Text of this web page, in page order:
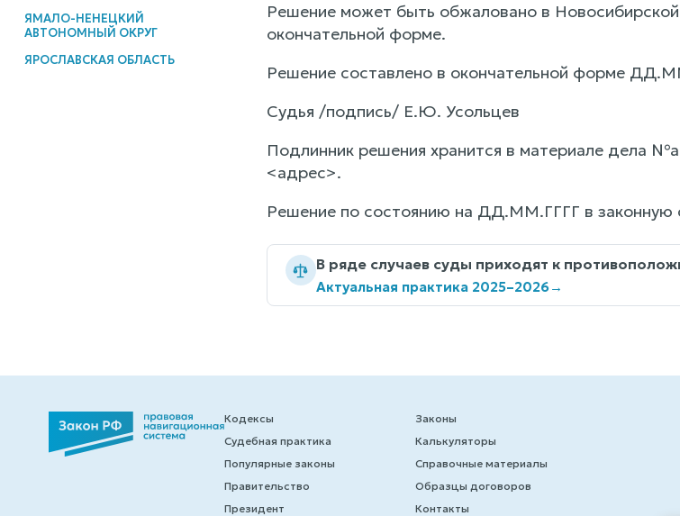
ЯМАЛО-НЕНЕЦКИЙ
АВТОНОМНЫЙ ОКРУГ
ЯРОСЛАВСКАЯ ОБЛАСТЬ
Решение может быть обжаловано в
окончательной форме.
Решение составлено в окончательной форме
Судья /подпись/ Е.Ю. Усольцев
Подлинник решения хранится в материале дела
<адрес>.
Решение по состоянию на ДД.ММ.ГГГГ в законную
В ряде случаев суды приходят к
Актуальная практика 2025–2026→
Кодексы
Судебная практика
Популярные законы
Правительство
Президент
Законы
Калькуляторы
Справочные материалы
Образцы договоров
Контакты